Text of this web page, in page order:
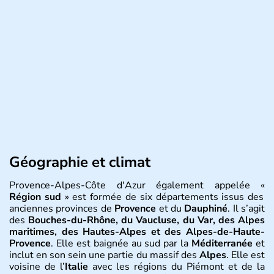
Géographie et climat
Provence-Alpes-Côte d'Azur également appelée «
Région sud » est formée de six départements issus des
anciennes provinces de Provence et du Dauphiné. Il s’agit
des Bouches-du-Rhône, du Vaucluse, du Var, des Alpes
maritimes, des Hautes-Alpes et des Alpes-de-Haute-
Provence. Elle est baignée au sud par la Méditerranéeet
inclut en son sein une partie du massif des Alpes. Elle est
voisine de l’Italie avec les régions du Piémont et de la